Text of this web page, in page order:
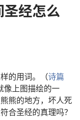
经怎么
的用词。（诗篇
像上图描绘的一
熊的地方，坏人死
合圣经的真理吗？